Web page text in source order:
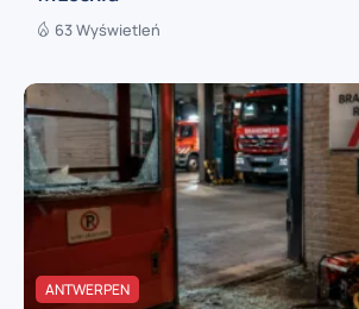
63 Wyświetleń
ANTWERPEN